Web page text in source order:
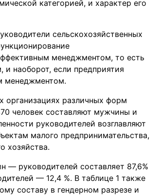
категорией, и характер его
сельскохозяйственных
менеджментом, то есть
наоборот, если предприятия
менеджментом.
организациях различных форм
человек составляют мужчины и
руководителей возглавляют
малого предпринимательства,
хозяйства.
— руководителей составляет 87,6%
— 12,4 %. В таблице 1 также
составу в гендерном разрезе и